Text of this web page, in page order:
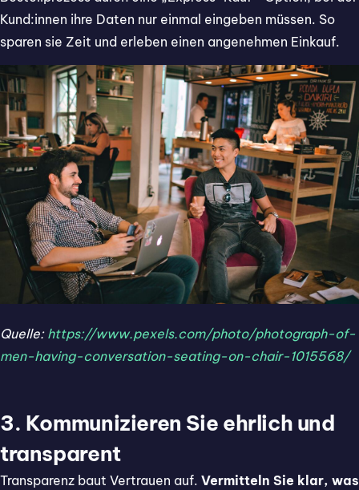
Kund:innen ihre Daten nur einmal eingeben müssen. So
sparen sie Zeit und erleben einen angenehmen Einkauf.
Quelle: https://www.pexels.com/photo/photograph-of-
men-having-conversation-seating-on-chair-1015568/
3. Kommunizieren Sie ehrlich und
transparent
Transparenz baut Vertrauen auf. Vermitteln Sie klar, was